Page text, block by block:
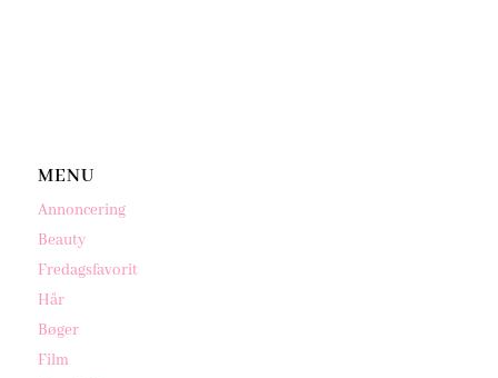
MENU
Annoncering
Beauty
Fredagsfavorit
Hår
Bøger
Film